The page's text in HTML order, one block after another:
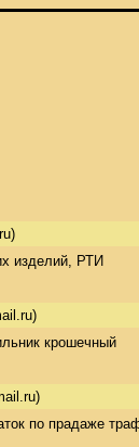
изделий, РТИ
крошечный
по прадаже